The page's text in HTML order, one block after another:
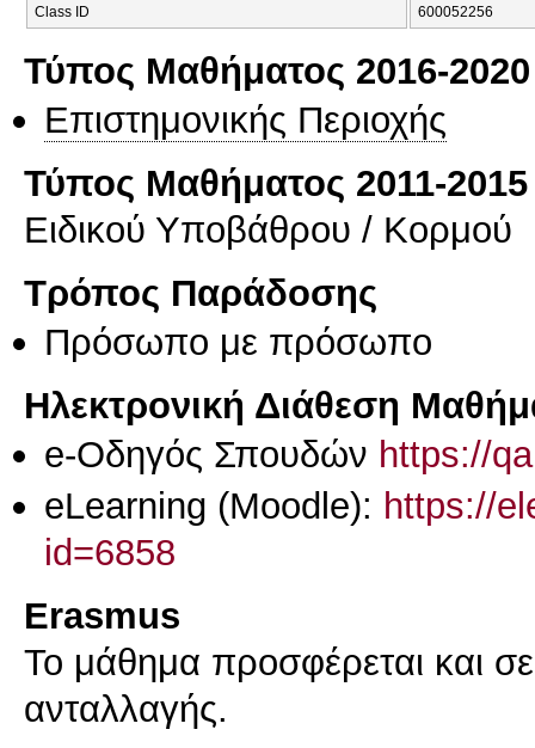
Class ID 600052256
Τύπος Μαθήματος 2016-2020
Επιστημονικής Περιοχής
Τύπος Μαθήματος 2011-2015
Ειδικού Υποβάθρου / Κορμού
Τρόπος Παράδοσης
Πρόσωπο με πρόσωπο
Ηλεκτρονική Διάθεση
e-Οδηγός Σπουδών https://
eLearning (Moodle): https://
id=6858
Erasmus
Το μάθημα προσφέρεται και
ανταλλαγής.